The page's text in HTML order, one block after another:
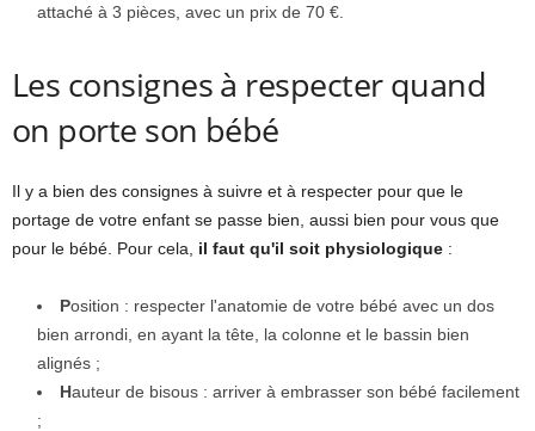
attaché à 3 pièces, avec un prix de 70 €.
Les consignes à respecter quand
on porte son bébé
Il y a bien des consignes à suivre et à respecter pour que le
portage de votre enfant se passe bien, aussi bien pour vous que
pour le bébé. Pour cela, il faut qu'il soit physiologique :
Position : respecter l'anatomie de votre bébé avec un dos
bien arrondi, en ayant la tête, la colonne et le bassin bien
alignés ;
Hauteur de bisous : arriver à embrasser son bébé facilement
;